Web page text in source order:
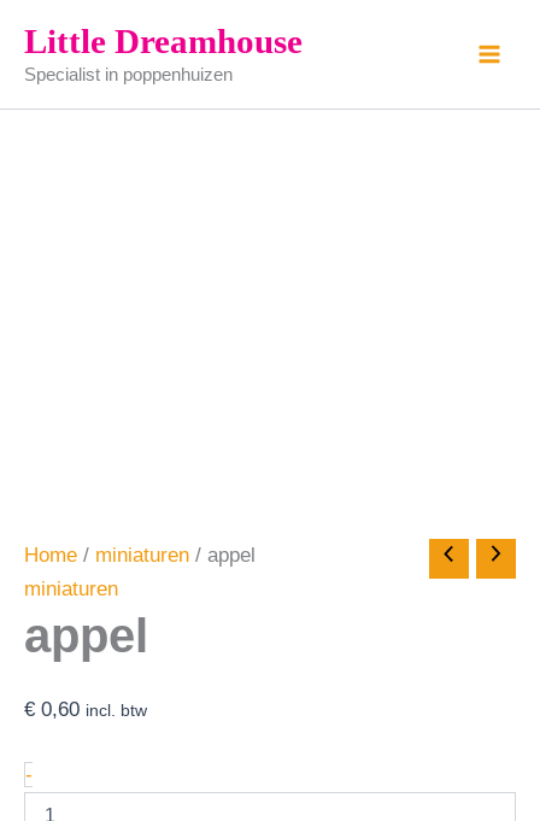
naar
inhoud
Little Dreamhouse
Specialist in poppenhuizen
Home / miniaturen / appel
miniaturen
appel
€ 0,60 incl. btw
-
aantal